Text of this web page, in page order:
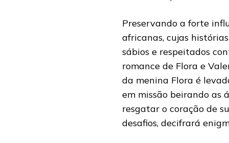
Preservando a forte
africanas, cujas
sábios e respeitados
romance de Flora e
da menina Flora é
em missão beirando as
resgatar o coração de
desafios, decifrará